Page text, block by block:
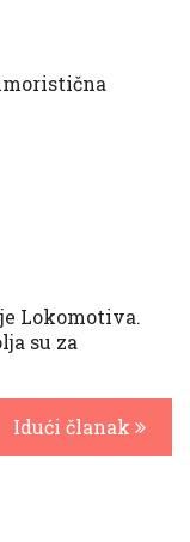
Lokomotiva.
su za
Idući članak